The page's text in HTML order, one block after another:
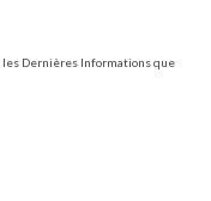
les Dernières Informations que